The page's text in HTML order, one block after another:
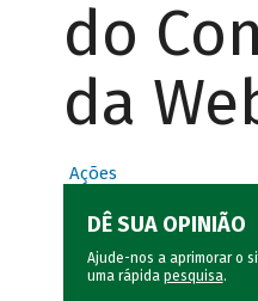
do
da
Ações
DÊ SUA OPINIÃO
Ajude-nos a aprimorar o
uma rápida pesquisa.